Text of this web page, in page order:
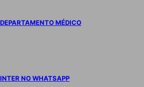
DEPARTAMENTO MÉDICO
INTER NO WHATSAPP